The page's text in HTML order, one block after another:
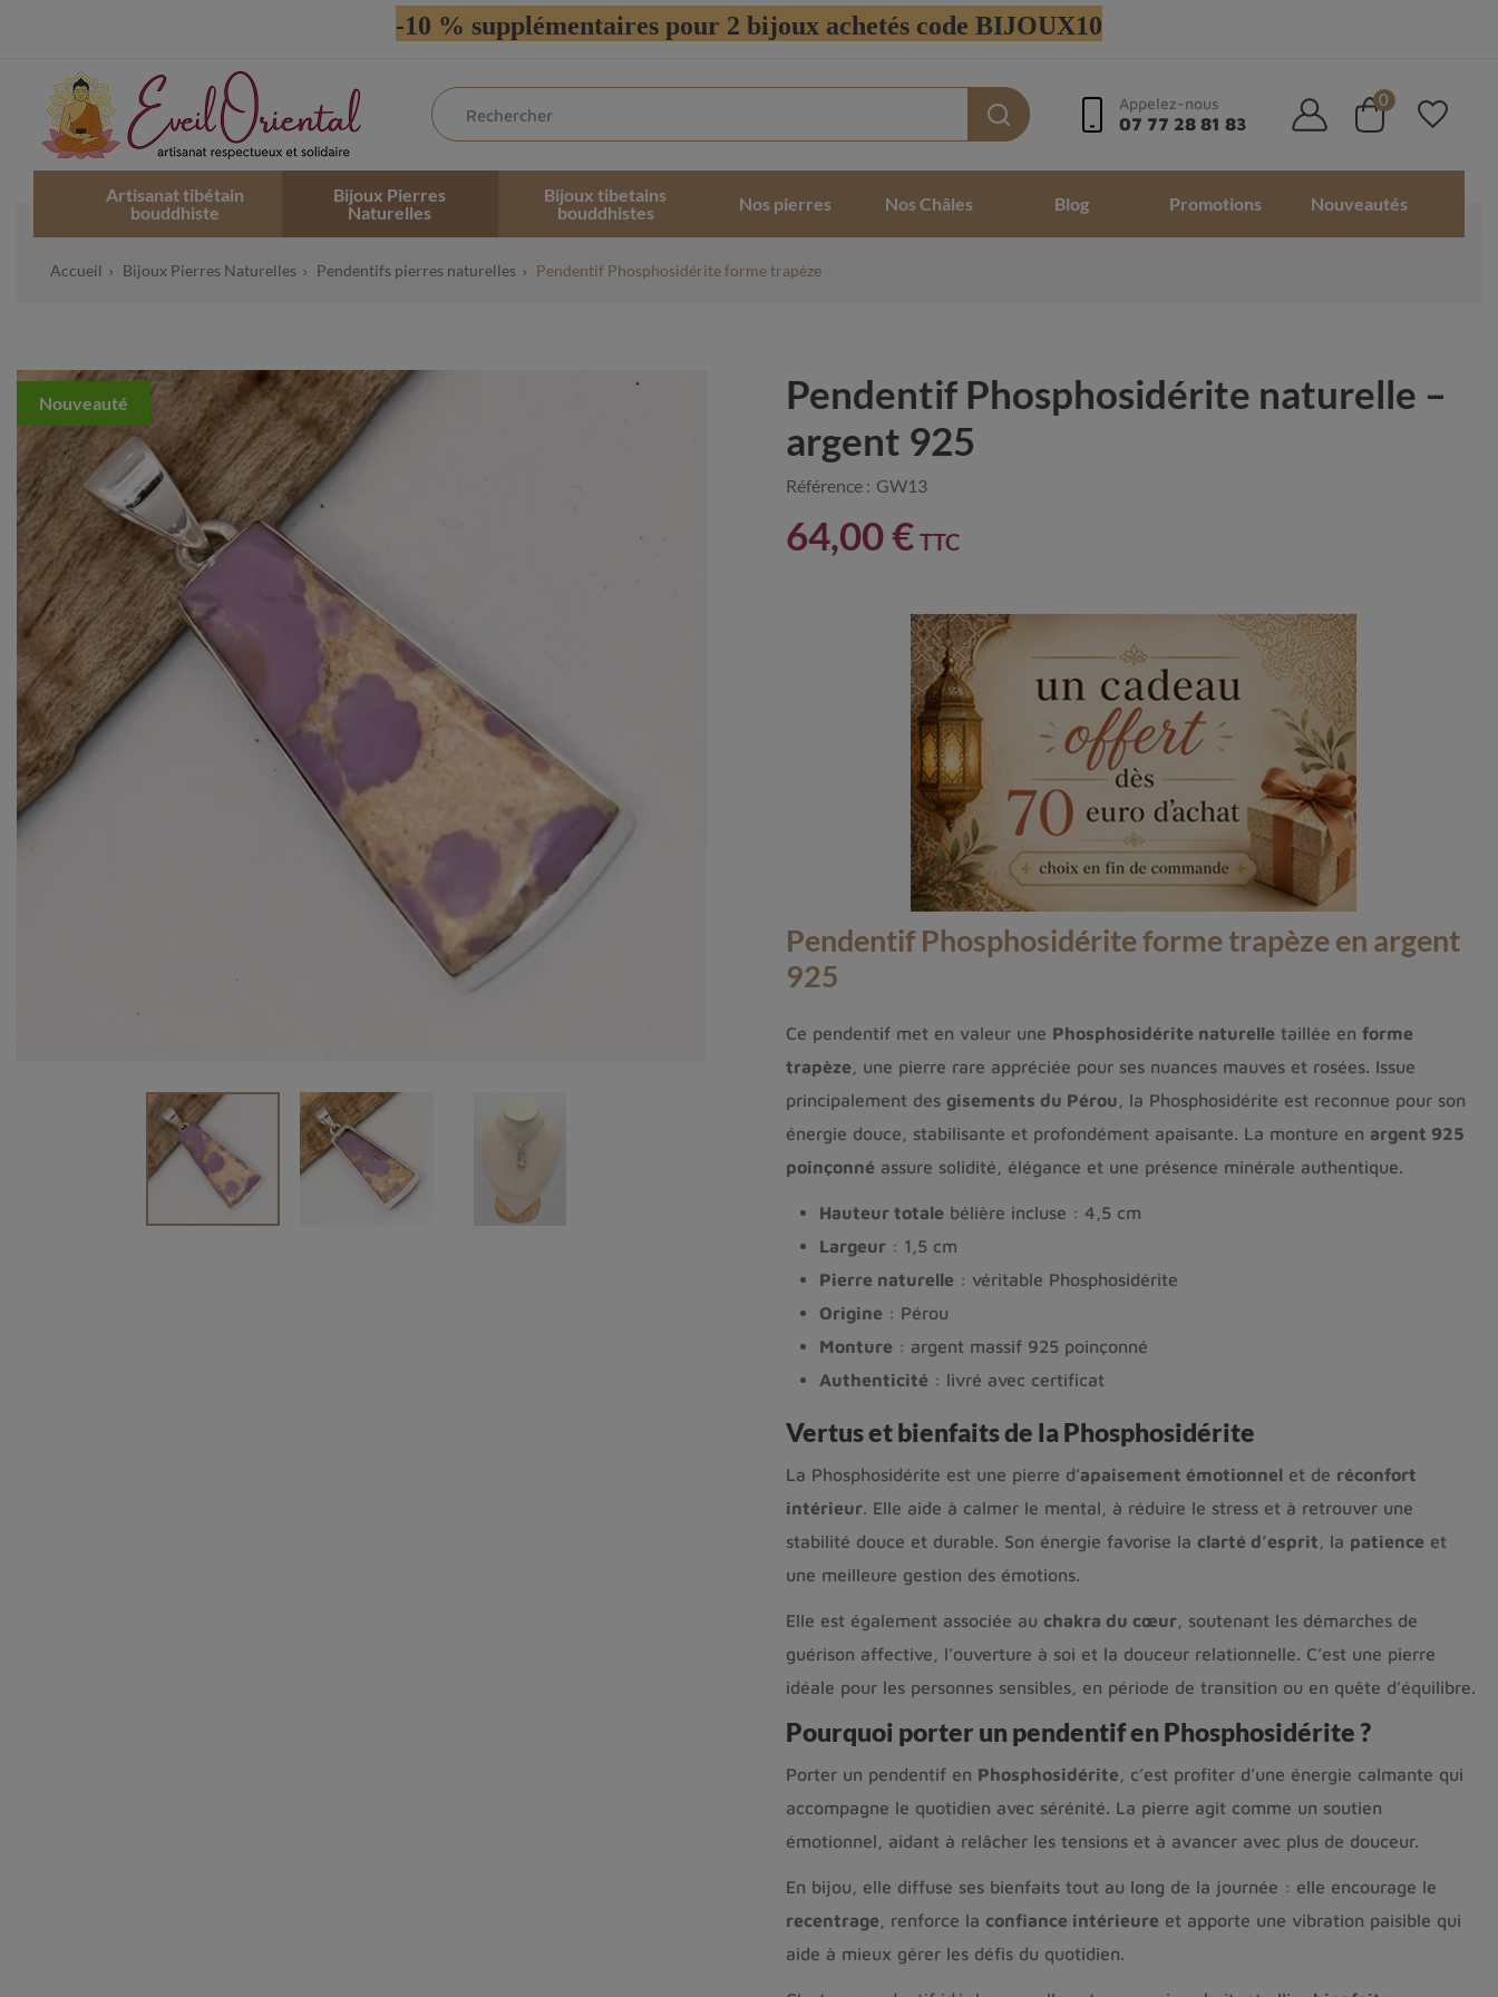
-10 % supplémentaires pour 2 bijoux achetés code BIJOUX10
Appelez-nous
07 77 28 81 83
0
Artisanat tibétain
bouddhiste
Bijoux Pierres
Naturelles
Bijoux tibetains
bouddhistes
Nos pierres Nos Châles Blog Promotions Nouveautés
Accueil Bijoux Pierres Naturelles Pendentifs pierres naturelles Pendentif Phosphosidérite forme trapèze
Nouveauté
Pendentif Phosphosidérite naturelle –
argent 925
Référence : GW13
64,00 € TTC
Pendentif Phosphosidérite forme trapèze en argent
925
Ce pendentif met en valeur une Phosphosidérite naturelle taillée en forme
trapèze , une pierre rare appréciée pour ses nuances mauves et rosées. Issue
principalement des gisements du Pérou , la Phosphosidérite est reconnue pour son
énergie douce, stabilisante et profondément apaisante. La monture en argent 925
poinçonné assure solidité, élégance et une présence minérale authentique.
Hauteur totale bélière incluse : 4,5 cm
Largeur: 1,5 cm
Pierre naturelle : véritable Phosphosidérite
Origine : Pérou
Monture : argent massif 925 poinçonné
Authenticité : livré avec certificat
Vertus et bienfaits de la Phosphosidérite
La Phosphosidérite est une pierre d’apaisement émotionnelet de réconfort
intérieur. Elle aide à calmer le mental, à réduire le stress et à retrouver une
stabilité douce et durable. Son énergie favorise la clarté d’esprit , la patience et
une meilleure gestion des émotions.
Elle est également associée au chakra du cœur, soutenant les démarches de
guérison affective, l’ouverture à soi et la douceur relationnelle. C’est une pierre
idéale pour les personnes sensibles, en période de transition ou en quête d’équilibre.
Pourquoi porter un pendentif en Phosphosidérite ?
Porter un pendentif en Phosphosidérite , c’est profiter d’une énergie calmante qui
accompagne le quotidien avec sérénité. La pierre agit comme un soutien
émotionnel, aidant à relâcher les tensions et à avancer avec plus de douceur.
En bijou, elle diffuse ses bienfaits tout au long de la journée : elle encourage le
recentrage , renforce la confiance intérieure et apporte une vibration paisible qui
aide à mieux gérer les défis du quotidien.